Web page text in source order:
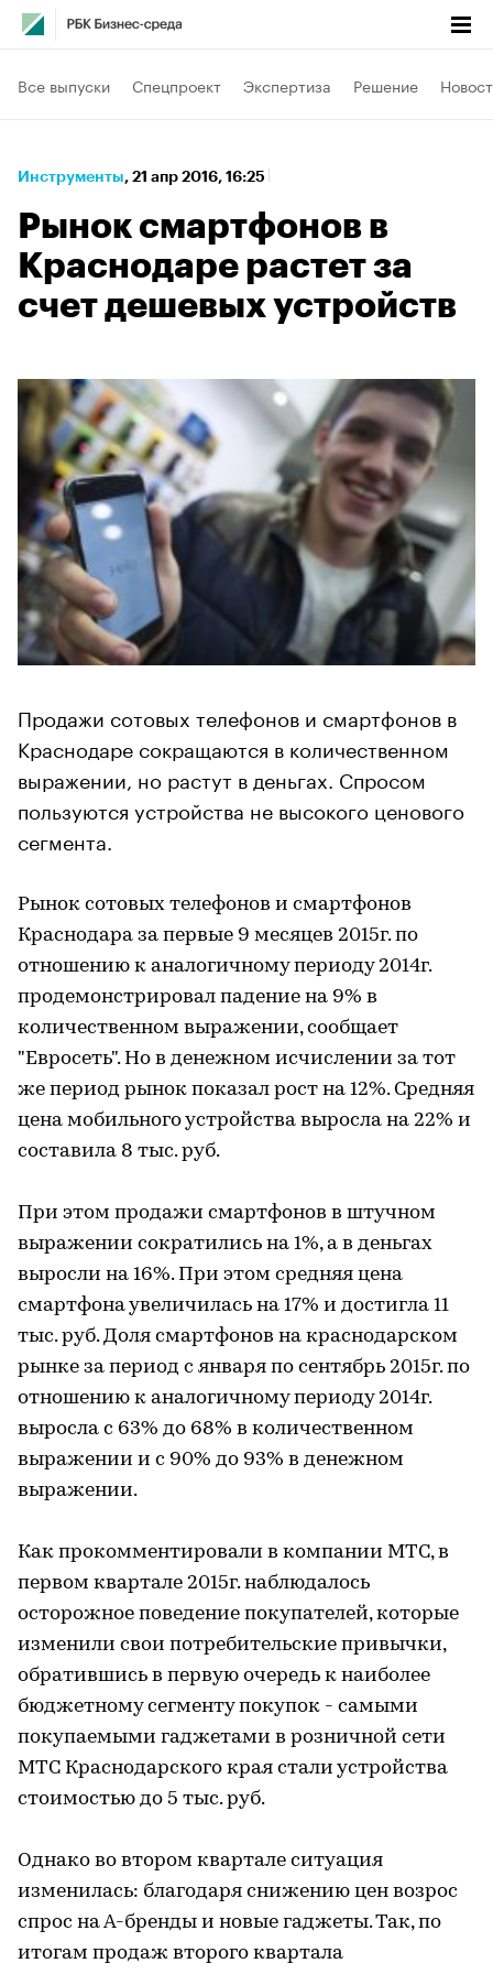
Все выпуски Спецпроект Экспертиза Решение
Инструменты⁠, 21 апр 2016, 16:25
Рынок смартфонов в
Краснодаре растет за
счет дешевых устройств
Продажи сотовых телефонов и смартфонов в
Краснодаре сокращаются в количественном
выражении, но растут в деньгах. Спросом
пользуются устройства не высокого ценового
сегмента.
Рынок сотовых телефонов и смартфонов
Краснодара за первые 9 месяцев 2015г. по
отношению к аналогичному периоду 2014г.
продемонстрировал падение на 9% в
количественном выражении, сообщает
"Евросеть". Но в денежном исчислении за тот
же период рынок показал рост на 12%. Средняя
цена мобильного устройства выросла на 22% и
составила 8 тыс. руб.
При этом продажи смартфонов в штучном
выражении сократились на 1%, а в деньгах
выросли на 16%. При этом средняя цена
смартфона увеличилась на 17% и достигла 11
тыс. руб. Доля смартфонов на краснодарском
рынке за период с января по сентябрь 2015г. по
отношению к аналогичному периоду 2014г.
выросла с 63% до 68% в количественном
выражении и с 90% до 93% в денежном
выражении.
Как прокомментировали в компании МТС, в
первом квартале 2015г. наблюдалось
осторожное поведение покупателей, которые
изменили свои потребительские привычки,
обратившись в первую очередь к наиболее
бюджетному сегменту покупок - самыми
покупаемыми гаджетами в розничной сети
МТС Краснодарского края стали устройства
стоимостью до 5 тыс. руб.
Однако во втором квартале ситуация
изменилась: благодаря снижению цен возрос
спрос на А-бренды и новые гаджеты. Так, по
итогам продаж второго квартала